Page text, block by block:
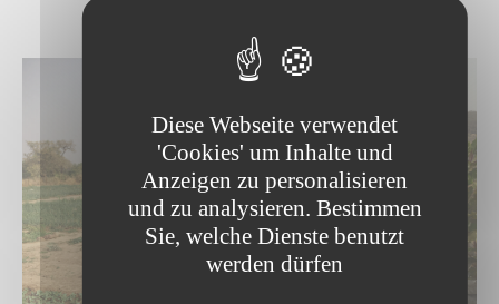
Diese Webseite verwendet
'Cookies' um Inhalte und
Anzeigen zu personalisieren
und zu analysieren. Bestimmen
Sie, welche Dienste benutzt
werden dürfen